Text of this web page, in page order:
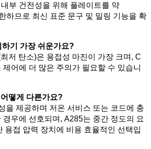
부 건전성을 위해 플레이트를 약
하므로 최신 표준 문구 및 밀링 기능을 확
기 가장 쉬운가요?
저 탄소)은 용접성 마진이 가장 크며, C
어에 더 많은 주의가 필요할 수 있습니
떻게 다른가요?
을 제공하며 저온 서비스 또는 코드에 충
경우에 선호되며, A285는 중간 정도의 요
용접 압력 장치에 비용 효율적인 선택입